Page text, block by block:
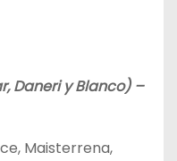
Daneri y Blanco) –
Maisterrena,